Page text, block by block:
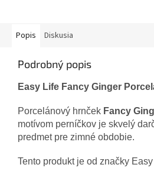
Popis Diskusia
Podrobný popis
Easy Life Fancy Ginger
Porcelánový hrnček Fancy
motívom perníčkov je skvelý
predmet pre zimné obdobie.
Tento produkt je od značky